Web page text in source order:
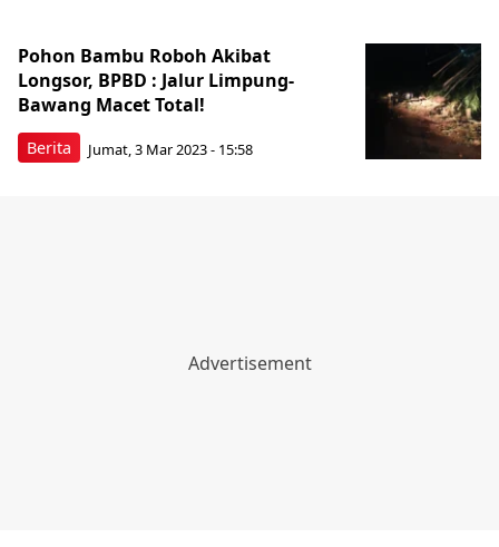
Berita
Pohon Bambu Roboh Akibat
Longsor, BPBD : Jalur Limpung-
Bawang Macet Total!
Jumat, 3 Mar 2023 - 15:58